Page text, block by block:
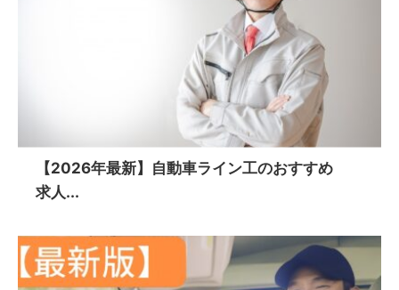
【2026年最新】自動車ライン工のおすすめ
求人...